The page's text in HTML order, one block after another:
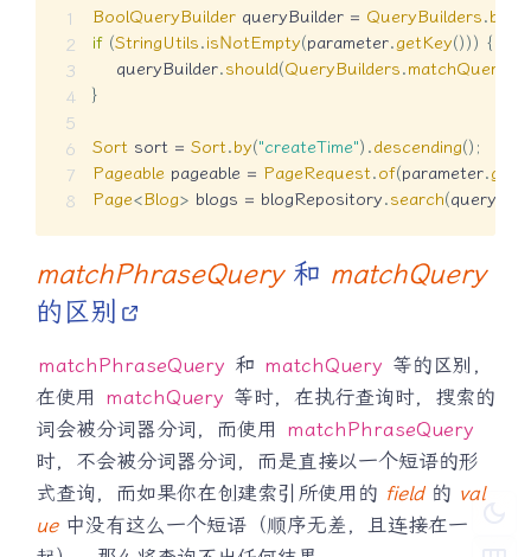
BoolQueryBuilder queryBuilder = QueryBuilders.
if (StringUtils.isNotEmpty(parameter.getKey())) {
    queryBuilder
.should(QueryBuilders.matchQuery
}
Sort sort = Sort.by("createTime") .descending() ;
Pageable pageable = PageRequest.of(parameter.
Page<Blog> blogs = blogRepository.search(
matchPhraseQuery和 matchQuery
的区别
matchPhraseQuery 和 matchQuery 等的区别，
在使用 matchQuery 等时，在执行查询时，搜索的
词会被分词器分词，而使用 matchPhraseQuery
时，不会被分词器分词，而是直接以一个短语的形
式查询，而如果你在创建索引所使用的 field的 val
ue中没有这么一个短语（顺序无差，且连接在一